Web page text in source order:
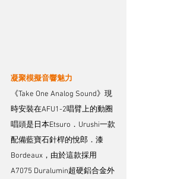
凝聚模擬音響魅力
《Take One Analog Sound》現
時安裝在AFU1-2唱臂上的動圈
唱頭是日本Etsuro．Urushi一款
配備藍寶石針桿的悅郎．漆
Bordeaux，由於這款採用
A7075 Duralumin超硬鋁合金外